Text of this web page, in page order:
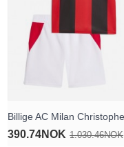
390.74NOK 1.030.46NOK